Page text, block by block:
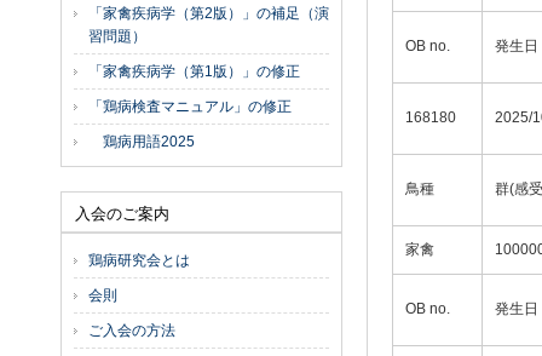
OB no. 発生日
168180 2025/
鳥種 群(感
家禽
OB no. 発生日
「家禽疾病学（第2版）」の補足（演
習問題）
「家禽疾病学（第1版）」の修正
「鶏病検査マニュアル」の修正
鶏病用語2025
入会のご案内
鶏病研究会とは
会則
ご入会の方法